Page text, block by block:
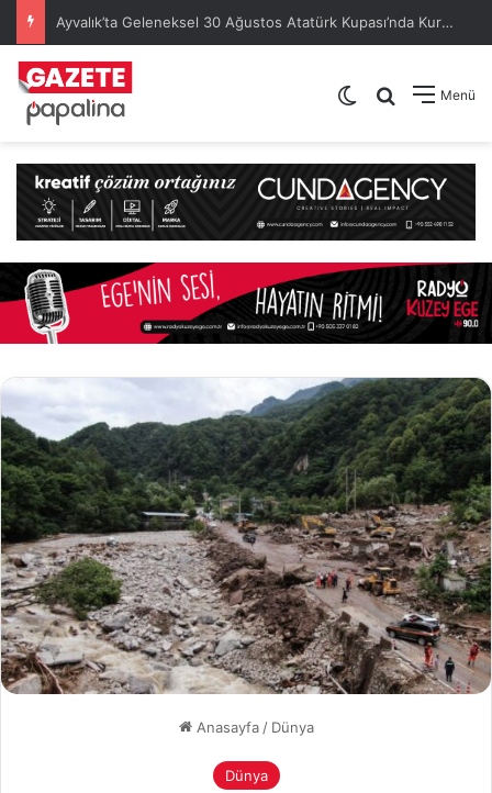
Ayvalık’ta Geleneksel 30 Ağustos Atatürk Kupası’nda Kura Heyecanı Yaşandı
Menü
Arama yap
Dış görünümü
Anasayfa / Dünya
Dünya